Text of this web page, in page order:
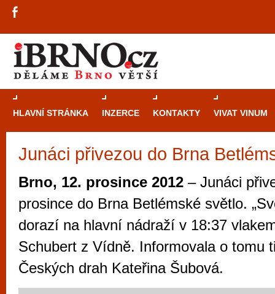
HLAVNÍ STRÁNKA INZERCE KONTAKTY VIVAT VINUM
Junáci přivezou do Brna
Brno, 12. prosince 2012 – Junáci
prosince do Brna Betlémské světlo.
dorazí na hlavní nádraží v 18:37
Schubert z Vídně. Informovala o tomu
Českých drah Kateřina Šubová.
Průvodce
Brně: Od
automaty
Brno je
zajímavé
restaurace,
Mimo jiné je ale také místem, kde si
vyzkoušet různé kasinové hry. V